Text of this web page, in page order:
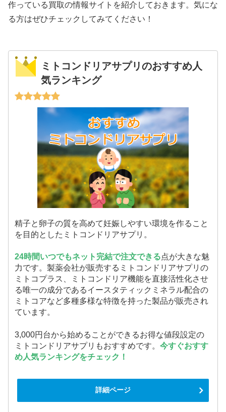
作っている買取の情報サイトを紹介しておきます。気にな
る方はぜひチェックしてみてください！
ミトコンドリアサプリのおすすめ人
気ランキング
精子と卵子の質を高めて妊娠しやすい環境を作ること
を目的としたミトコンドリアサプリ。
24時間いつでもネット完結で注文できる点が大きな魅
力です。製薬会社が販売するミトコンドリアサプリの
ミトコプラス、ミトコンドリア機能を直接活性化させ
る唯一の成分であるイースタティックミネラル配合の
ミトコアなど多種多様な特徴を持った製品が販売され
ています。
3,000円台から始めることができるお得な値段設定の
ミトコンドリアサプリもおすすめです。今すぐおすす
め人気ランキングをチェック！
詳細ページ